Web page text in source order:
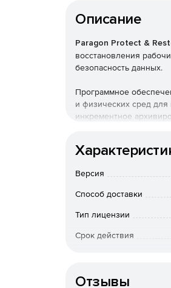
Описание
Paragon Protect &
восстановления
безопасность данных.
Программное
и физических сред
инкрементное
инфраструктуры и
Быстрое
Версия
Способ доставки
Тип лицензии
Срок действия
Отзывы